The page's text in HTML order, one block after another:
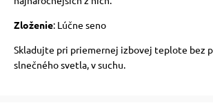
Zloženie: Lúčne seno
Skladujte pri priemernej izbovej teplote bez
slnečného svetla, v suchu.